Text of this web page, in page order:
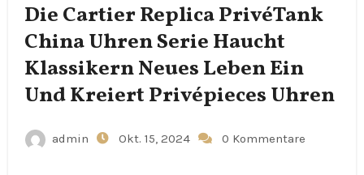
Die Cartier Replica PrivéTank
China Uhren Serie Haucht
Klassikern Neues Leben Ein
Und Kreiert Privépieces Uhren
admin Okt. 15, 2024 0 Kommentare